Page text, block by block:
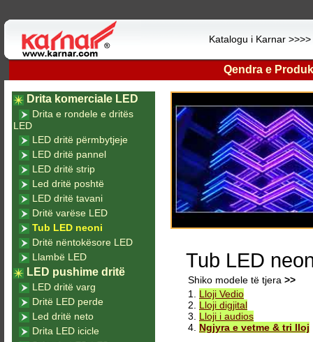
Katalogu i Karnar >>>>
Qendra e
Tub LED
Shiko modele të tjera >>
1. Lloji Vedio
2. Lloji digjital
3. Lloji i audios
4. Ngjyra e vetme & tri lloj
Drita komerciale LED
Drita e rondele e dritës
LED
LED dritë përmbytjeje
LED dritë pannel
LED dritë strip
Led dritë poshtë
LED dritë tavani
Dritë varëse LED
Tub LED neoni
Dritë nëntokësore LED
Llambë LED
LED pushime dritë
LED dritë varg
Dritë LED perde
Led dritë neto
Drita LED icicle